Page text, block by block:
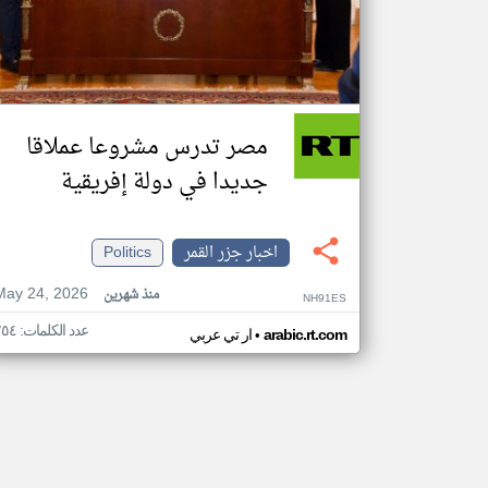
مصر تدرس مشروعا عملاقا
جديدا في دولة إفريقية
اخبار جزر القمر
Politics
24, 2026
منذ شهرين NH91ES
ار تي عربي• arabic.rt.com عدد الكلمات: ٢٥٤